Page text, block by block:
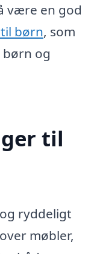
være en god
børn, som
og
til
ryddeligt
møbler,